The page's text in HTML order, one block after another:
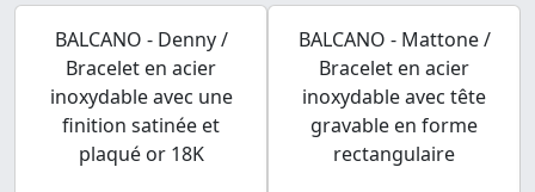
BALCANO - Denny /
Bracelet en acier
inoxydable avec une
finition satinée et
plaqué or 18K
BALCANO - Mattone /
Bracelet en acier
inoxydable avec tête
gravable en forme
rectangulaire